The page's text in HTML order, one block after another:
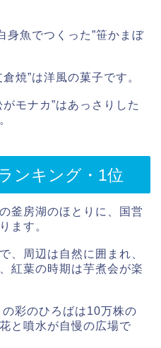
身魚でつくった”笹かまぼ
焼”は洋風の菓子です。
モナカ”はあっさりした
ンキング・1位
釜房湖のほとりに、国営
ます。
、周辺は自然に囲まれ、
紅葉の時期は芋煮会が楽
彩のひろばは10万株の
と噴水が自慢の広場で